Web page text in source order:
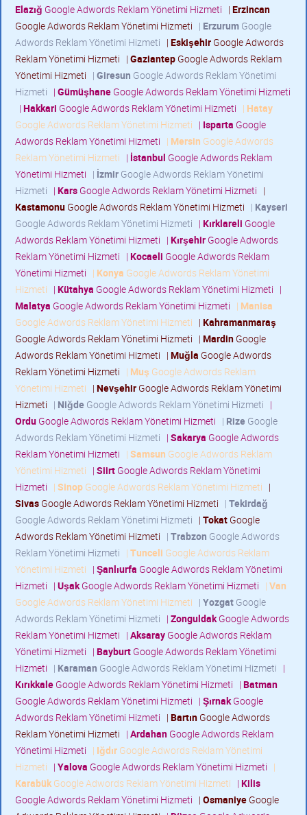
Elazığ Google Adwords Reklam Yönetimi Hizmeti | Erzincan
Google Adwords Reklam Yönetimi Hizmeti | Erzurum Google
Adwords Reklam Yönetimi Hizmeti | Eskişehir Google Adwords
Reklam Yönetimi Hizmeti | Gaziantep Google Adwords Reklam
Yönetimi Hizmeti | Giresun Google Adwords Reklam Yönetimi
Hizmeti | Gümüşhane Google Adwords Reklam Yönetimi Hizmeti
| Hakkari Google Adwords Reklam Yönetimi Hizmeti | Hatay
Google Adwords Reklam Yönetimi Hizmeti | Isparta Google
Adwords Reklam Yönetimi Hizmeti | Mersin Google Adwords
Reklam Yönetimi Hizmeti | İstanbul Google Adwords Reklam
Yönetimi Hizmeti | İzmir Google Adwords Reklam Yönetimi
Hizmeti | Kars Google Adwords Reklam Yönetimi Hizmeti |
Kastamonu Google Adwords Reklam Yönetimi Hizmeti | Kayseri
Google Adwords Reklam Yönetimi Hizmeti | Kırklareli Google
Adwords Reklam Yönetimi Hizmeti | Kırşehir Google Adwords
Reklam Yönetimi Hizmeti | Kocaeli Google Adwords Reklam
Yönetimi Hizmeti | Konya Google Adwords Reklam Yönetimi
Hizmeti | Kütahya Google Adwords Reklam Yönetimi Hizmeti |
Malatya Google Adwords Reklam Yönetimi Hizmeti | Manisa
Google Adwords Reklam Yönetimi Hizmeti | Kahramanmaraş
Google Adwords Reklam Yönetimi Hizmeti | Mardin Google
Adwords Reklam Yönetimi Hizmeti | Muğla Google Adwords
Reklam Yönetimi Hizmeti | Muş Google Adwords Reklam
Yönetimi Hizmeti | Nevşehir Google Adwords Reklam Yönetimi
Hizmeti | Niğde Google Adwords Reklam Yönetimi Hizmeti |
Ordu Google Adwords Reklam Yönetimi Hizmeti | Rize Google
Adwords Reklam Yönetimi Hizmeti | Sakarya Google Adwords
Reklam Yönetimi Hizmeti | Samsun Google Adwords Reklam
Yönetimi Hizmeti | Siirt Google Adwords Reklam Yönetimi
Hizmeti | Sinop Google Adwords Reklam Yönetimi Hizmeti |
Sivas Google Adwords Reklam Yönetimi Hizmeti | Tekirdağ
Google Adwords Reklam Yönetimi Hizmeti | Tokat Google
Adwords Reklam Yönetimi Hizmeti | Trabzon Google Adwords
Reklam Yönetimi Hizmeti | Tunceli Google Adwords Reklam
Yönetimi Hizmeti | Şanlıurfa Google Adwords Reklam Yönetimi
Hizmeti | UşakGoogle Adwords Reklam Yönetimi Hizmeti | Van
Google Adwords Reklam Yönetimi Hizmeti | Yozgat Google
Adwords Reklam Yönetimi Hizmeti | ZonguldakGoogle Adwords
Reklam Yönetimi Hizmeti | Aksaray Google Adwords Reklam
Yönetimi Hizmeti | Bayburt Google Adwords Reklam Yönetimi
Hizmeti | Karaman Google Adwords Reklam Yönetimi Hizmeti |
Kırıkkale Google Adwords Reklam Yönetimi Hizmeti | Batman
Google Adwords Reklam Yönetimi Hizmeti | ŞırnakGoogle
Adwords Reklam Yönetimi Hizmeti | Bartın Google Adwords
Reklam Yönetimi Hizmeti | Ardahan Google Adwords Reklam
Yönetimi Hizmeti | Iğdır Google Adwords Reklam Yönetimi
Hizmeti | Yalova Google Adwords Reklam Yönetimi Hizmeti |
KarabükGoogle Adwords Reklam Yönetimi Hizmeti | Kilis
Google Adwords Reklam Yönetimi Hizmeti | Osmaniye Google